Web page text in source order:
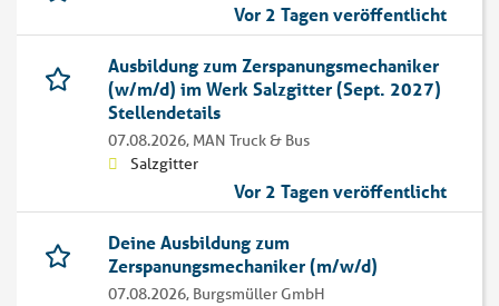
Vor 2 Tagen veröffentlicht
Ausbildung zum Zerspanungsmechaniker
(w/m/d) im Werk Salzgitter (Sept. 2027)
Stellendetails
07.08.2026, MAN Truck & Bus
Salzgitter
Vor 2 Tagen veröffentlicht
Deine Ausbildung zum
Zerspanungsmechaniker (m/w/d)
07.08.2026, Burgsmüller GmbH